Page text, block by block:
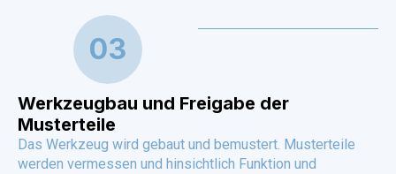
03
Werkzeugbau und Freigabe der
Musterteile
Das Werkzeug wird gebaut und bemustert. Musterteile
werden vermessen und hinsichtlich Funktion und